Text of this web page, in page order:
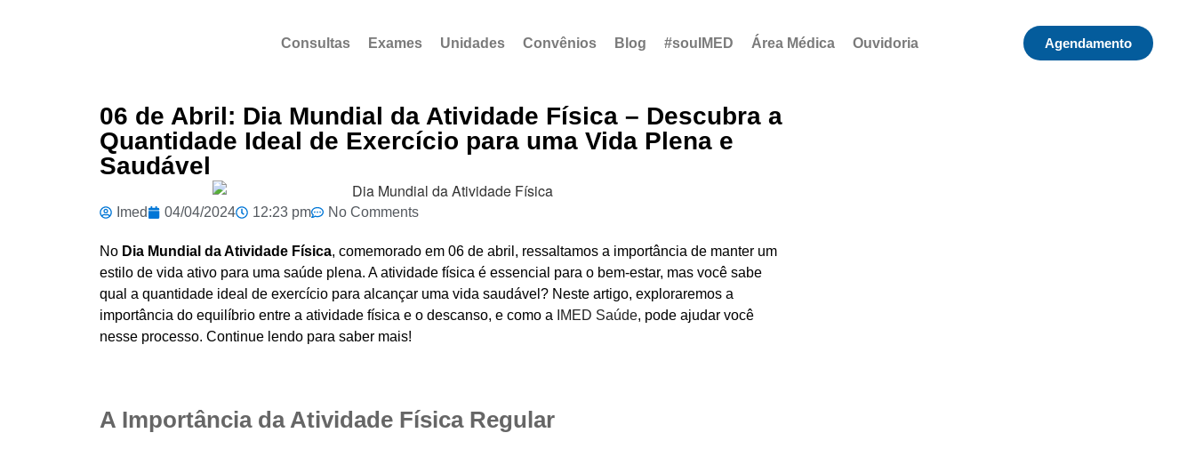
Consultas Exames Unidades Convênios Blog #souIMED Área Médica Ouvidoria Agendamento
06 de Abril: Dia Mundial da Atividade Física – Descubra a
Quantidade Ideal de Exercício para uma Vida Plena e
Saudável
Imed 04/04/2024 12:23 pm No Comments
No Dia Mundial da Atividade Física, comemorado em 06 de abril, ressaltamos a importância de manter um
estilo de vida ativo para uma saúde plena. A atividade física é essencial para o bem-estar, mas você sabe
qual a quantidade ideal de exercício para alcançar uma vida saudável? Neste artigo, exploraremos a
importância do equilíbrio entre a atividade física e o descanso, e como a
IMED Saúde, pode ajudar você
nesse processo. Continue lendo para saber mais!
A Importância da Atividade Física Regular